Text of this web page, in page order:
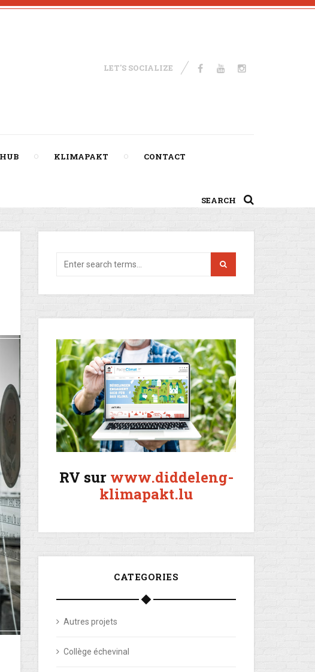
LET'S SOCIALIZE
KLIMAPAKT CONTACT
SEARCH
RV sur www.diddeleng-
klimapakt.lu
CATEGORIES
Autres projets
Collège échevinal